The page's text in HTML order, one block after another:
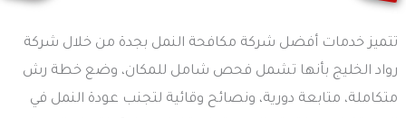
تتميز خدمات أفضل شركة مكافحة النمل بجدة من خلال شركة
رواد الخليج بأنها تشمل فحص شامل للمكان، وضع خطة رش
متكاملة، متابعة دورية، ونصائح وقائية لتجنب عودة النمل في